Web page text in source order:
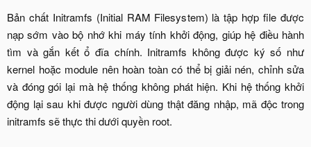
Bản chất Initramfs (Initial RAM Filesystem) là tập hợp file được
nạp sớm vào bộ nhớ khi máy tính khởi động, giúp hệ điều hành
tìm và gắn kết ổ đĩa chính. Initramfs không được ký số như
kernel hoặc module nên hoàn toàn có thể bị giải nén, chỉnh sửa
và đóng gói lại mà hệ thống không phát hiện. Khi hệ thống khởi
động lại sau khi được người dùng thật đăng nhập, mã độc trong
initramfs sẽ thực thi dưới quyền root.